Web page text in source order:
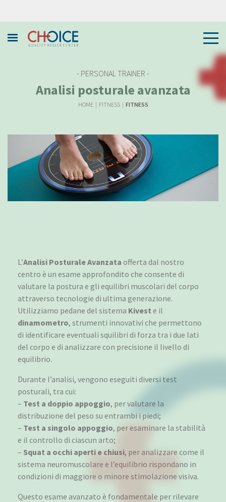
- PERSONAL TRAINER -
Analisi posturale avanzata
HOME | FITNESS | FITNESS
L’Analisi Posturale Avanzata offerta dal nostro
centro è un esame approfondito che consente di
valutare la postura e gli equilibri muscolari del corpo
attraverso tecnologie di ultima generazione.
Utilizziamo pedane del sistema Kivest e il
dinamometro, strumenti innovativi che permettono
di identificare eventuali squilibri di forza tra i due lati
del corpo e di analizzare con precisione il livello di
equilibrio.
Durante l’analisi, vengono eseguiti diversi test
posturali, tra cui:
– Test a doppio appoggio, per valutare la
distribuzione del peso su entrambi i piedi;
– Test a singolo appoggio, per esaminare la stabilità
e il controllo di ciascun arto;
– Squat a occhi aperti e chiusi, per analizzare come il
sistema neuromuscolare e l’equilibrio rispondano in
condizioni di maggiore o minore stimolazione visiva.
Questo esame avanzato è fondamentale per rilevare